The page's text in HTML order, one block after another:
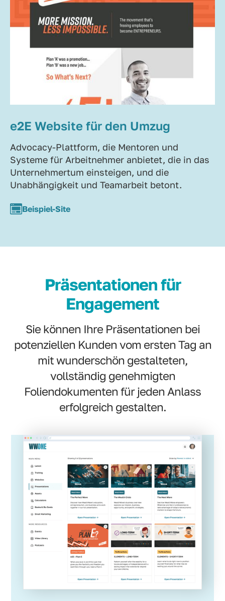
e2E Website für den Umzug
Advocacy-Plattform, die Mentoren und
Systeme für Arbeitnehmer anbietet, die in das
Unternehmertum einsteigen, und die
Unabhängigkeit und Teamarbeit betont.
Beispiel-Site
Präsentationen für
Engagement
Sie können Ihre Präsentationen bei
potenziellen Kunden vom ersten Tag an
mit wunderschön gestalteten,
vollständig genehmigten
Foliendokumenten für jeden Anlass
erfolgreich gestalten.